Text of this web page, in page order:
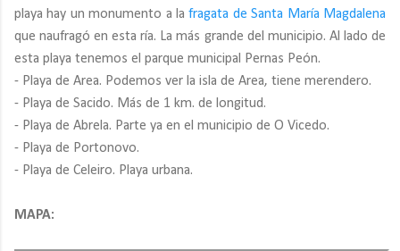
playa hay un monumento a lafragata de Santa María Magdalena
que naufragó en esta ría. La más grande del municipio. Al lado de
esta playa tenemos el parque municipal Pernas Peón.
- Playa de Area. Podemos ver la isla de Area, tiene merendero.
- Playa de Sacido. Más de 1 km. de longitud.
- Playa de Abrela. Parte ya en el municipio de O Vicedo.
- Playa de Portonovo.
- Playa de Celeiro. Playa urbana.
MAPA: